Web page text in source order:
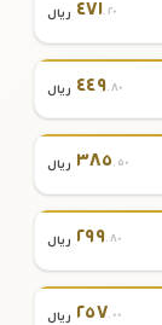
٤٧١.٢٠ ريال
٤٤٩.٨٠ ريال
٣٨٥.٥٠ ريال
٢٩٩.٨٠ ريال
٢٥٧.٠٠ ريال